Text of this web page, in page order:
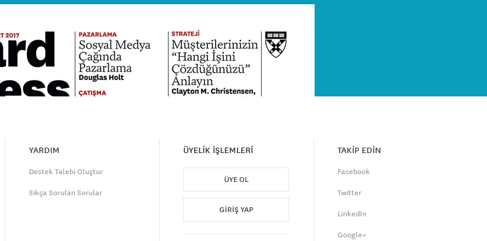
YARDIM
Destek Talebi Oluştur
Sıkça Sorulan Sorular
ÜYELİK İŞLEMLERİ
ÜYE OL
GIRIŞ YAP
TAKİP EDİN
Facebook
Twitter
LinkedIn
Google+